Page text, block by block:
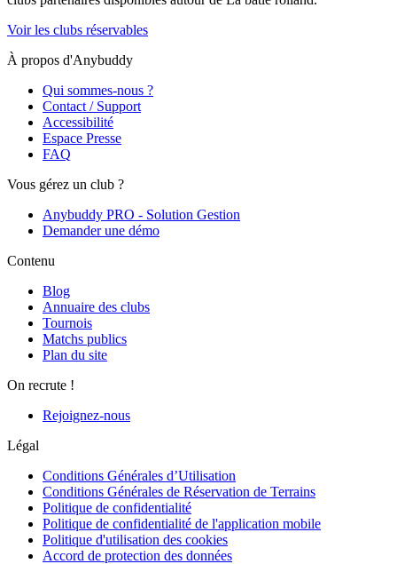
Voir les clubs réservables
À propos d'Anybuddy
Qui sommes-nous ?
Contact / Support
Accessibilité
Espace Presse
FAQ
Vous gérez un club ?
Anybuddy PRO - Solution Gestion
Demander une démo
Contenu
Blog
Annuaire des clubs
Tournois
Matchs publics
Plan du site
On recrute !
Rejoignez-nous
Légal
Conditions Générales d’Utilisation
Conditions Générales de Réservation de Terrains
Politique de confidentialité
Politique de confidentialité de l'application mobile
Politique d'utilisation des cookies
Accord de protection des données